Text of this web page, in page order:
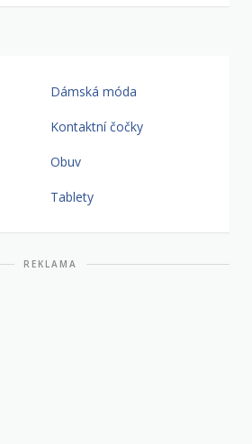
Dámská móda
Kontaktní čočky
Obuv
Tablety
REKLAMA